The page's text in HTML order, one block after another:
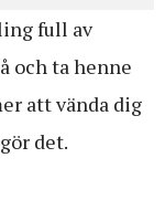
full av
och ta henne
att vända dig
det.